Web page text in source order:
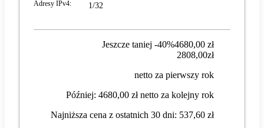
Adresy IPv4: 1/32
Jeszcze taniej -40%4680,00 zł
2808,00 zł
2808,00zł
netto za pierwszy rok
Później: 4680,00 zł netto za kolejny rok
Najniższa cena z ostatnich 30 dni: 537,60 zł